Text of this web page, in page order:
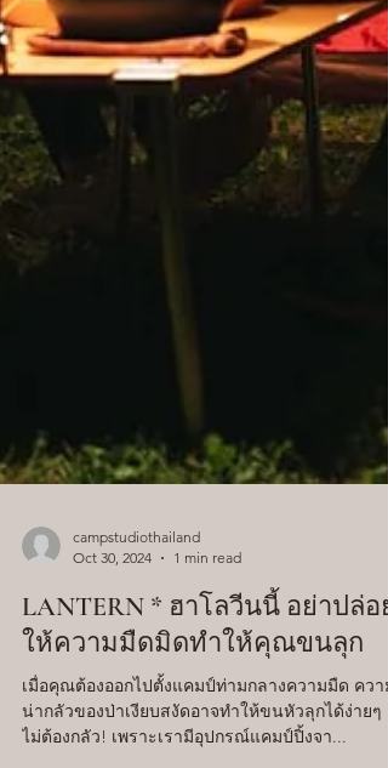
Oct 30, 2024
1 min read
LANTERN * ฮาโลวีนนี้ อย่าปล่อย
ให้ความมืดมิดทำให้คุณขนลุก
เมื่อคุณต้องออกไปตั้งแคมป์ท่ามกลางความมืด ความ
น่ากลัวของป่าเงียบสงัดอาจทำให้ขนหัวลุกได้ง่ายๆ